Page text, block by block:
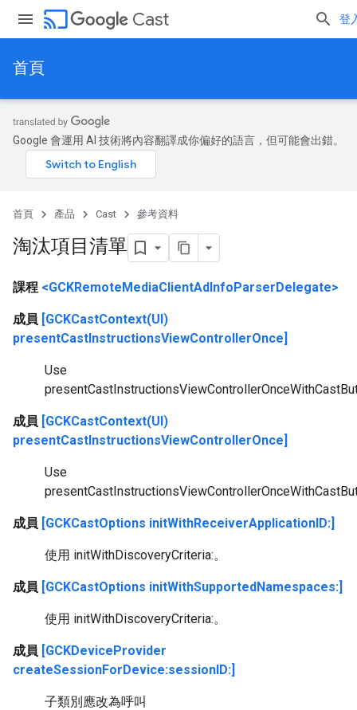
cast Cast 登
首頁
Google 會運用 AI 技術將內容翻譯成你偏好的語言，但可能會出錯。
首頁 產品 Cast 參考資料
淘汰項目清單
課程 <GCKRemoteMediaClientAdInfoParserDelegate>
成員 [GCKCastContext(UI)
presentCastInstructionsViewControllerOnce]
Use
成員 [GCKCastContext(UI)
presentCastInstructionsViewControllerOnce]
Use
成員 [GCKCastOptions initWithReceiverApplicationID:]
使用 initWithDiscoveryCriteria:。
成員 [GCKCastOptions initWithSupportedNamespaces:]
使用 initWithDiscoveryCriteria:。
成員 [GCKDeviceProvider
createSessionForDevice:sessionID:]
子類別應改為呼叫